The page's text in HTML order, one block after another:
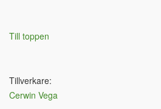
Till toppen
Tillverkare:
Cerwin Vega